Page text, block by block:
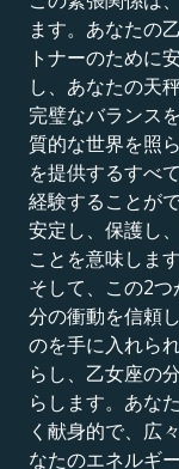
ます。あなたの
トナーのために
し、あなたの天
完璧なバランス
質的な世界を照
を提供するすべ
経験することが
安定し、保護し
ことを意味します
そして、この2つ
分の衝動を信頼
のを手に入れら
らし、乙女座の
らします。あな
く献身的で、広
なたのエネルギ